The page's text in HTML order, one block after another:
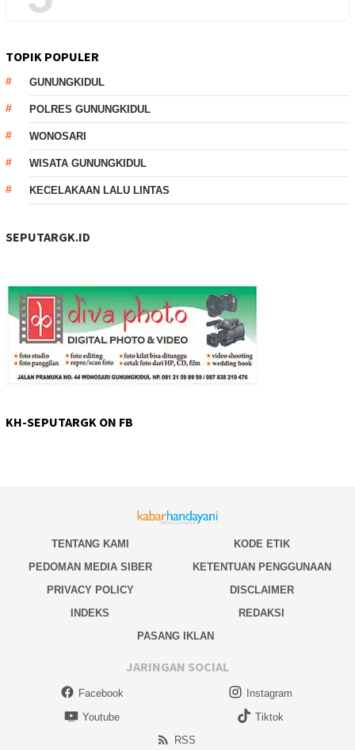
TOPIK POPULER
GUNUNGKIDUL
POLRES GUNUNGKIDUL
WONOSARI
WISATA GUNUNGKIDUL
KECELAKAAN LALU LINTAS
SEPUTARGK.ID
KH-SEPUTARGK ON FB
TENTANG KAMI
KODE ETIK
PEDOMAN MEDIA SIBER
KETENTUAN PENGGUNAAN
PRIVACY POLICY
DISCLAIMER
INDEKS
REDAKSI
PASANG IKLAN
JARINGAN SOCIAL
Facebook
Instagram
Youtube
Tiktok
RSS